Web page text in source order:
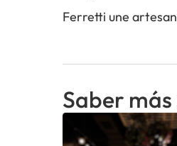
Ferretti une
Saber